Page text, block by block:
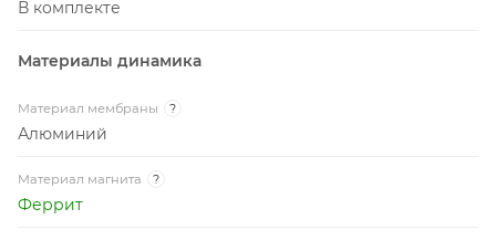
В комплекте
Материалы динамика
Материал мембраны ?
Алюминий
Материал магнита ?
Феррит